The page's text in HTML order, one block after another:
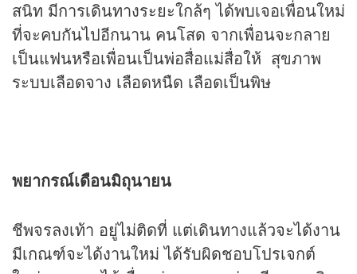
สนิท มีการเดินทางระยะใกล้ๆ ได้พบเจอเพื่อนใหม่
ที่จะคบกันไปอีกนาน คนโสด จากเพื่อนจะกลาย
เป็นแฟนหรือเพื่อนเป็นพ่อสื่อแม่สื่อให้ สุขภาพ
ระบบเลือดจาง เลือดหนืด เลือดเป็นพิษ
พยากรณ์เดือนมิถุนายน
ชีพจรลงเท้า อยู่ไม่ติดที่ แต่เดินทางแล้วจะได้งาน
มีเกณฑ์จะได้งานใหม่ ได้รับผิดชอบโปรเจกต์